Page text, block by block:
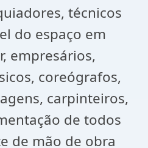
técnicos
do espaço em
empresários,
coreógrafos,
carpinteiros,
de todos
de mão de obra